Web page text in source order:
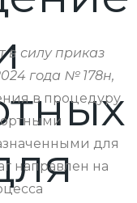
в силу приказ
года № 178н,
в процедуру
для
направлен на